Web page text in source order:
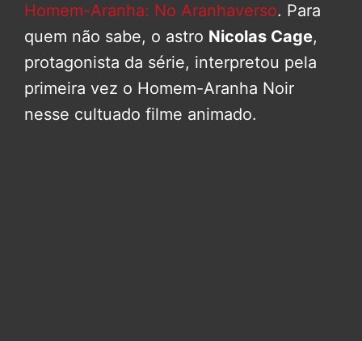
Homem-Aranha: No Aranhaverso. Para
quem não sabe, o astro Nicolas Cage,
protagonista da série, interpretou pela
primeira vez o Homem-Aranha Noir
nesse cultuado filme animado.